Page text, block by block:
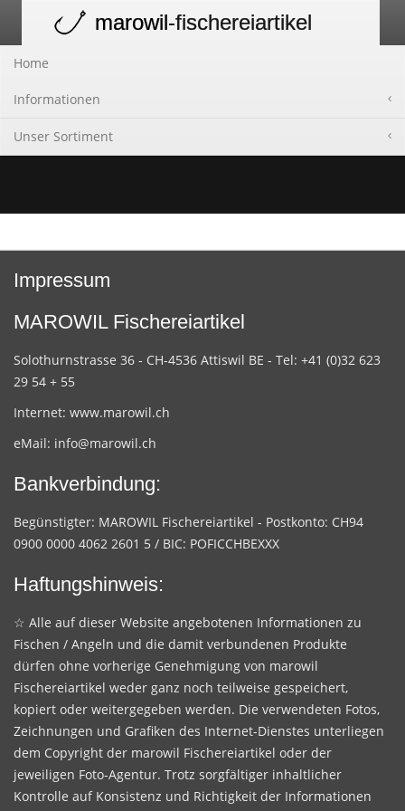
navigation
marowil-fischereiartikel
Home
Informationen
Unser Sortiment
Impressum
MAROWIL Fischereiartikel
Solothurnstrasse 36 - CH-4536 Attiswil BE - Tel: +41 (0)32 623
29 54 + 55
Internet: www.marowil.ch
eMail: info@marowil.ch
Bankverbindung:
Begünstigter: MAROWIL Fischereiartikel - Postkonto: CH94
0900 0000 4062 2601 5 / BIC: POFICCHBEXXX
Haftungshinweis:
☆ Alle auf dieser Website angebotenen Informationen zu
Fischen / Angeln und die damit verbundenen Produkte
dürfen ohne vorherige Genehmigung von marowil
Fischereiartikel weder ganz noch teilweise gespeichert,
kopiert oder weitergegeben werden. Die verwendeten Fotos,
Zeichnungen und Grafiken des Internet-Dienstes unterliegen
dem Copyright der marowil Fischereiartikel oder der
jeweiligen Foto-Agentur. Trotz sorgfältiger inhaltlicher
Kontrolle auf Konsistenz und Richtigkeit der Informationen